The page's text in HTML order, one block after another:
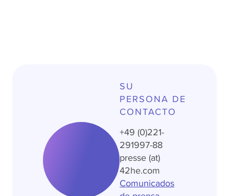
SU
PERSONA DE
CONTACTO
+49 (0)221-
291997-88
presse (at)
42he.com
Comunicados